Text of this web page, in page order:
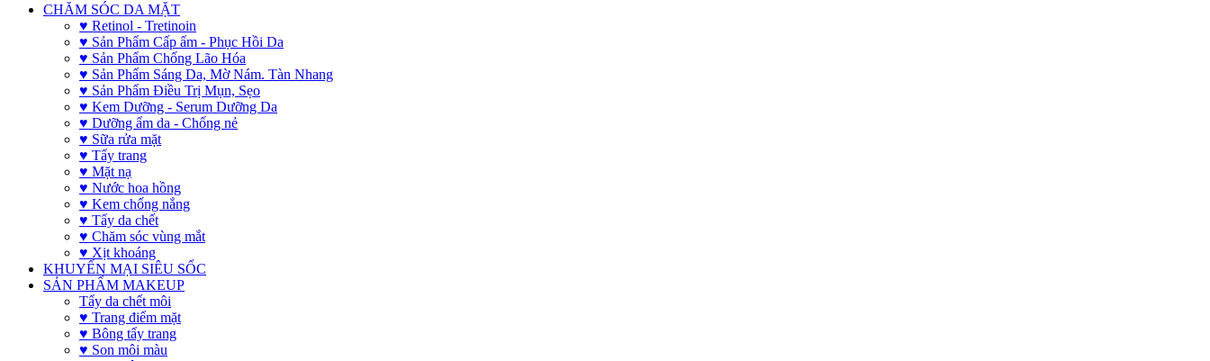
CHĂM SÓC DA MẶT
♥ Retinol - Tretinoin
♥ Sản Phẩm Cấp ẩm - Phục Hồi Da
♥ Sản Phẩm Chống Lão Hóa
♥ Sản Phẩm Sáng Da, Mờ Nám. Tàn Nhang
♥ Sản Phẩm Điều Trị Mụn, Sẹo
♥ Kem Dưỡng - Serum Dưỡng Da
♥ Dưỡng ẩm da - Chống nẻ
♥ Sữa rửa mặt
♥ Tẩy trang
♥ Mặt nạ
♥ Nước hoa hồng
♥ Kem chống nắng
♥ Tẩy da chết
♥ Chăm sóc vùng mắt
♥ Xịt khoáng
KHUYẾN MẠI SIÊU SỐC
SẢN PHẨM MAKEUP
Tẩy da chết môi
♥ Trang điểm mặt
♥ Bông tẩy trang
♥ Son môi màu